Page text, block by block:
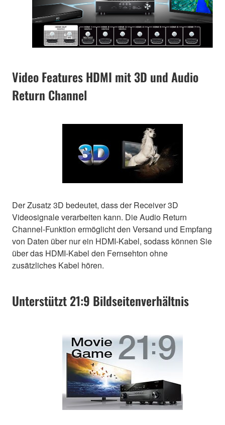
Video Features HDMI mit 3D und Audio
Return Channel
Der Zusatz 3D bedeutet, dass der Receiver 3D
Videosignale verarbeiten kann. Die Audio Return
Channel-Funktion ermöglicht den Versand und Empfang
von Daten über nur ein HDMI-Kabel, sodass können Sie
über das HDMI-Kabel den Fernsehton ohne
zusätzliches Kabel hören.
Unterstützt 21:9 Bildseitenverhältnis